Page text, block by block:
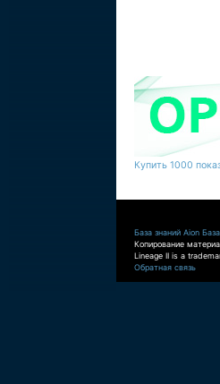
Купить 1000
База знаний Aion
Копирование
Lineage II is a
Обратная связь